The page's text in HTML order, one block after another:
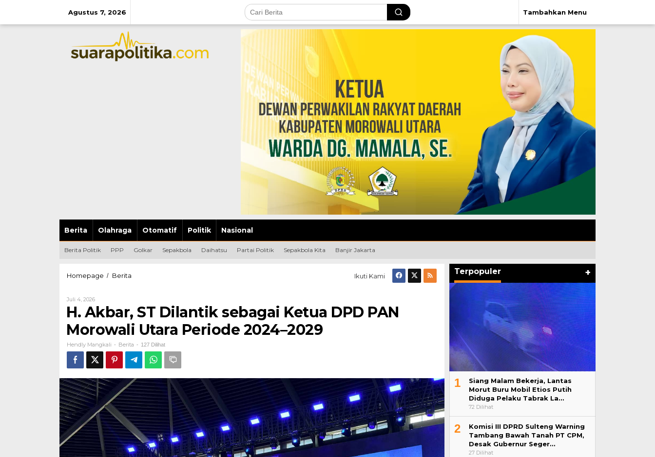
Agustus 7, 2026 Tambahkan Menu
Berita Olahraga Otomatif Politik Nasional
Berita Politik PPP Golkar Sepakbola Daihatsu Partai Politik Sepakbola Kita Banjir Jakarta
Homepage / Berita
sebagai
Ketua
DPD
PAN
Morowali
Utara
Periode
2029
Ikuti Kami
Juli 4, 2026Oleh
Hendly
Mangkali
H. Akbar, ST Dilantik sebagai Ketua DPD PAN
Morowali Utara Periode 2024–2029
Hendly Mangkali - Berita - 127 Dilihat
Terpopuler +
1
Siang Malam Bekerja, Lantas
Morut Buru Mobil Etios Putih
Diduga Pelaku Tabrak La…
72 Dilihat
2
Komisi III DPRD Sulteng Warning
Tambang Bawah Tanah PT CPM,
Desak Gubernur Seger…
27 Dilihat